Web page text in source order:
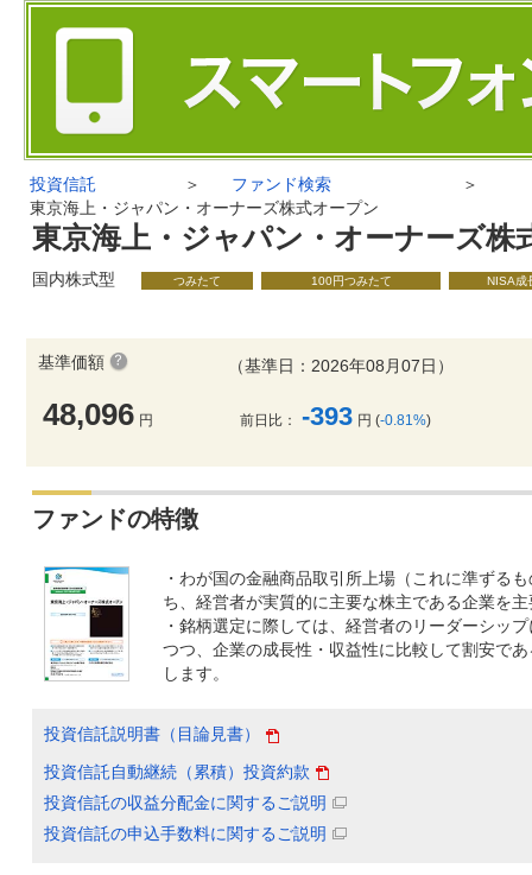
投資信託 ＞ ファンド検索
＞
東京海上・ジャパン・オーナーズ株式オープン
東京海上・ジャパン・オーナーズ株
国内株式型 つみたて 100円つみたて NISA成
基準価額
48,096 円
（基準日：2026年08月07日）
前日比： -393 円 (-0.81%)
ファンドの特徴
・わが国の金融商品取引所上場（これに準ずる
ち、経営者が実質的に主要な株主である企業を
・銘柄選定に際しては、経営者のリーダーシッ
つつ、企業の成長性・収益性に比較して割安で
します。
投資信託説明書（目論見書）
投資信託自動継続（累積）投資約款
投資信託の収益分配金に関するご説明
投資信託の申込手数料に関するご説明